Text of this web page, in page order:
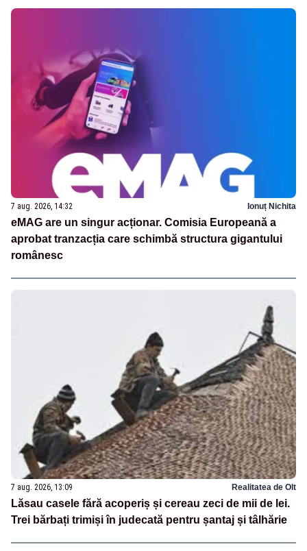
7 aug. 2026, 14:32 Ionuț Nichita
eMAG are un singur acționar. Comisia Europeană a
aprobat tranzacția care schimbă structura gigantului
românesc
7 aug. 2026, 13:09 Realitatea de Olt
Lăsau casele fără acoperiș și cereau zeci de mii de lei.
Trei bărbați trimiși în judecată pentru șantaj și tâlhărie